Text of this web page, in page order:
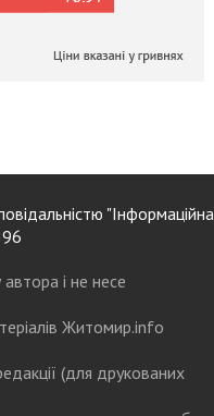
"Інформаційна
і не несе
Житомир.info
(для друкованих